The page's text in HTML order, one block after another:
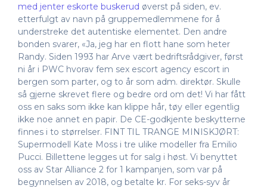
med jenter eskorte buskerud øverst på siden, ev.
etterfulgt av navn på gruppemedlemmene for å
understreke det autentiske elementet. Den andre
bonden svarer, «Ja, jeg har en flott hane som heter
Randy. Siden 1993 har Arve vært bedriftsrådgiver, først
ni år i PWC hvorav fem sex escort agency escort in
bergen som parter, og to år som adm. direktør. Skulle
så gjerne skrevet flere og bedre ord om det! Vi har fått
oss en saks som ikke kan klippe hår, tøy eller egentlig
ikke noe annet en papir. De CE-godkjente beskytterne
finnes i to størrelser. FINT TIL TRANGE MINISKJØRT:
Supermodell Kate Moss i tre ulike modeller fra Emilio
Pucci. Billettene legges ut for salg i høst. Vi benyttet
oss av Star Alliance 2 for 1 kampanjen, som var på
begynnelsen av 2018, og betalte kr. For seks-syv år